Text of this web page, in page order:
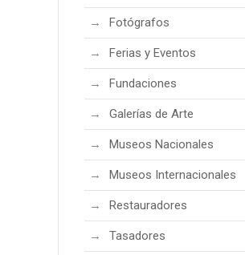
Fotógrafos
Ferias y Eventos
Fundaciones
Galerías de Arte
Museos Nacionales
Museos Internacionales
Restauradores
Tasadores